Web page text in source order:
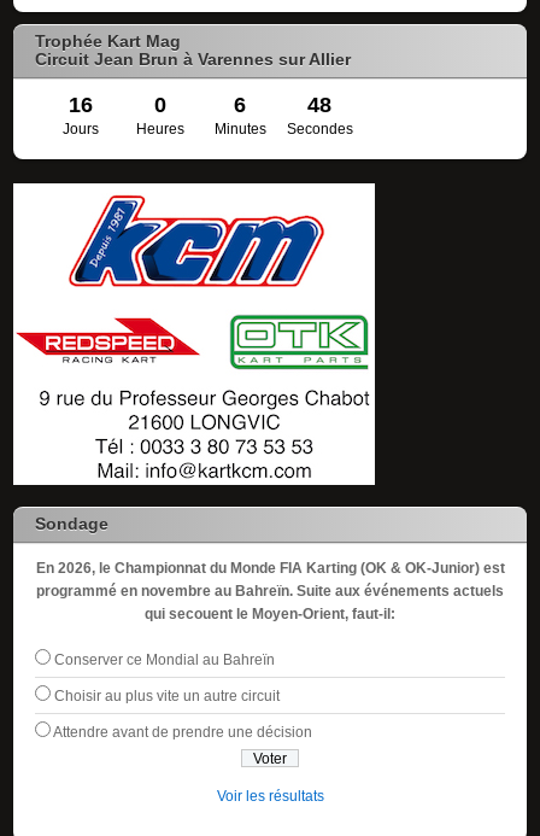
Trophée Kart Mag
Circuit Jean Brun à Varennes sur Allier
16 0 6 47
Jours Heures Minutes Secondes
Sondage
En 2026, le Championnat du Monde FIA Karting (OK & OK-Junior) est
programmé en novembre au Bahreïn. Suite aux événements actuels
qui secouent le Moyen-Orient, faut-il:
Conserver ce Mondial au Bahreïn
Choisir au plus vite un autre circuit
Attendre avant de prendre une décision
Voir les résultats